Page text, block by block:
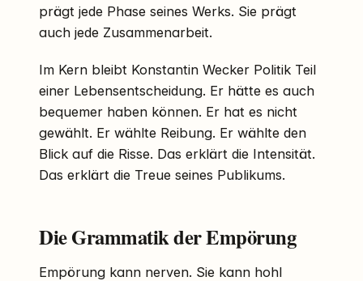
prägt jede Phase seines Werks. Sie prägt
auch jede Zusammenarbeit.
Im Kern bleibt Konstantin Wecker Politik Teil
einer Lebensentscheidung. Er hätte es auch
bequemer haben können. Er hat es nicht
gewählt. Er wählte Reibung. Er wählte den
Blick auf die Risse. Das erklärt die Intensität.
Das erklärt die Treue seines Publikums.
Die Grammatik der Empörung
Empörung kann nerven. Sie kann hohl